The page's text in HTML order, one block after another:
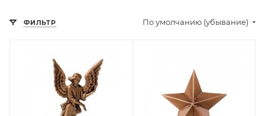
ФИЛЬТР По умолчанию (убывание)